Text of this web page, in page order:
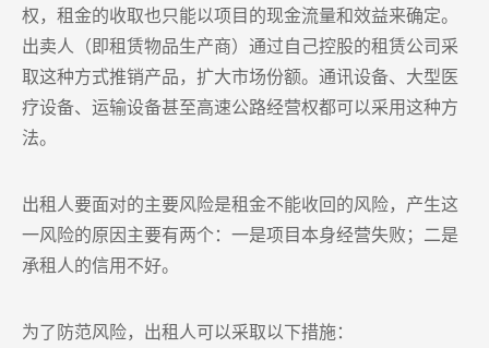
权，租金的收取也只能以项目的现金流量和效益来确定。
出卖人（即租赁物品生产商）通过自己控股的租赁公司采
取这种方式推销产品，扩大市场份额。通讯设备、大型医
疗设备、运输设备甚至高速公路经营权都可以采用这种方
法。
出租人要面对的主要风险是租金不能收回的风险，产生这
一风险的原因主要有两个：一是项目本身经营失败；二是
承租人的信用不好。
为了防范风险，出租人可以采取以下措施：